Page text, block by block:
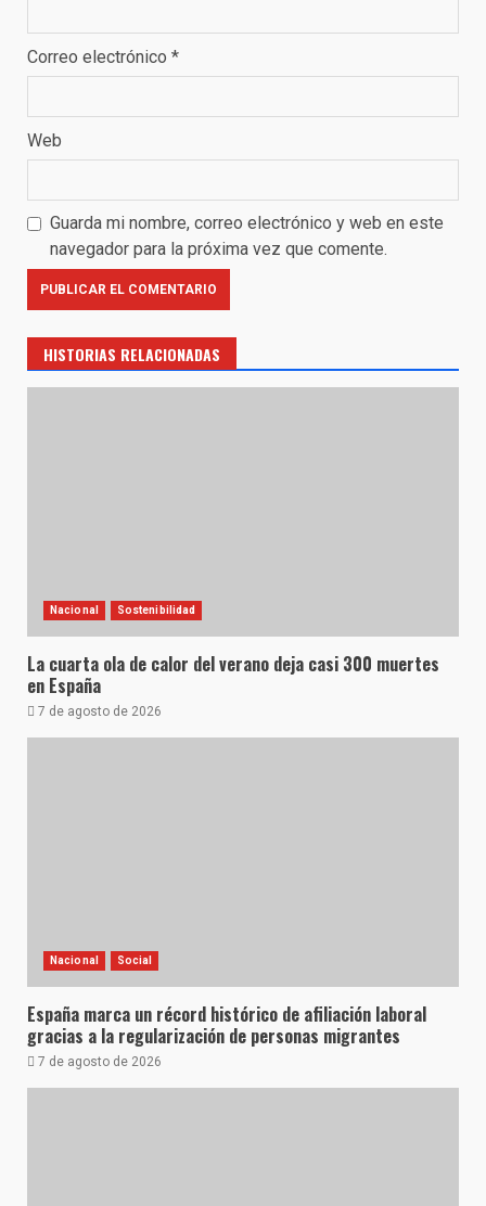
Correo electrónico *
Web
Guarda mi nombre, correo electrónico y web en este
navegador para la próxima vez que comente.
HISTORIAS RELACIONADAS
Nacional Sostenibilidad
La cuarta ola de calor del verano deja casi 300 muertes
en España
7 de agosto de 2026
Nacional Social
España marca un récord histórico de afiliación laboral
gracias a la regularización de personas migrantes
7 de agosto de 2026